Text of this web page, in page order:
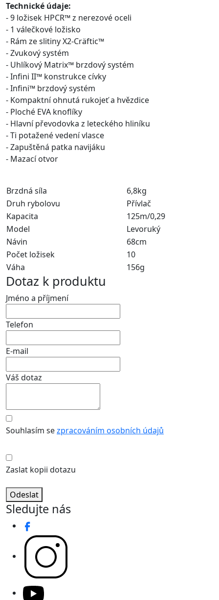
Technické údaje:
- 9 ložisek HPCR™ z nerezové oceli
- 1 válečkové ložisko
- Rám ze slitiny X2-Cräftic™
- Zvukový systém
- Uhlíkový Matrix™ brzdový systém
- Infini II™ konstrukce cívky
- Infini™ brzdový systém
- Kompaktní ohnutá rukojeť a hvězdice
- Ploché EVA knoflíky
- Hlavní převodovka z leteckého hliníku
- Ti potažené vedení vlasce
- Zapuštěná patka navijáku
- Mazací otvor
Brzdná síla
6,8kg
Druh rybolovu
Přívlač
Kapacita
125m/0,29
Model
Levoruký
Návin
68cm
Počet ložisek
10
Váha
156g
Dotaz k produktu
Jméno a příjmení
Telefon
E-mail
Váš dotaz
Souhlasím sezpracováním osobních údajů
Zaslat kopii dotazu
Odeslat
Sledujte nás